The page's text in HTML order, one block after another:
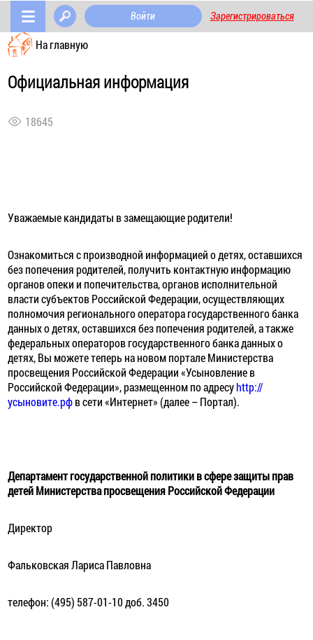
Войти Зарегистрироваться
На главную
Официальная информация
18645
Уважаемые кандидаты в замещающие родители!
Ознакомиться с производной информацией о детях, оставшихся
без попечения родителей, получить контактную информацию
органов опеки и попечительства, органов исполнительной
власти субъектов Российской Федерации, осуществляющих
полномочия регионального оператора государственного банка
данных о детях, оставшихся без попечения родителей, а также
федеральных операторов государственного банка данных о
детях, Вы можете теперь на новом портале Министерства
просвещения Российской Федерации «Усыновление в
Российской Федерации», размещенном по адресуhttp://
усыновите.рфв сети «Интернет» (далее – Портал).
Департамент государственной политики в сфере защиты прав
детей Министерства просвещения Российской Федерации
Директор
Фальковская Лариса Павловна
телефон: (495) 587-01-10 доб. 3450